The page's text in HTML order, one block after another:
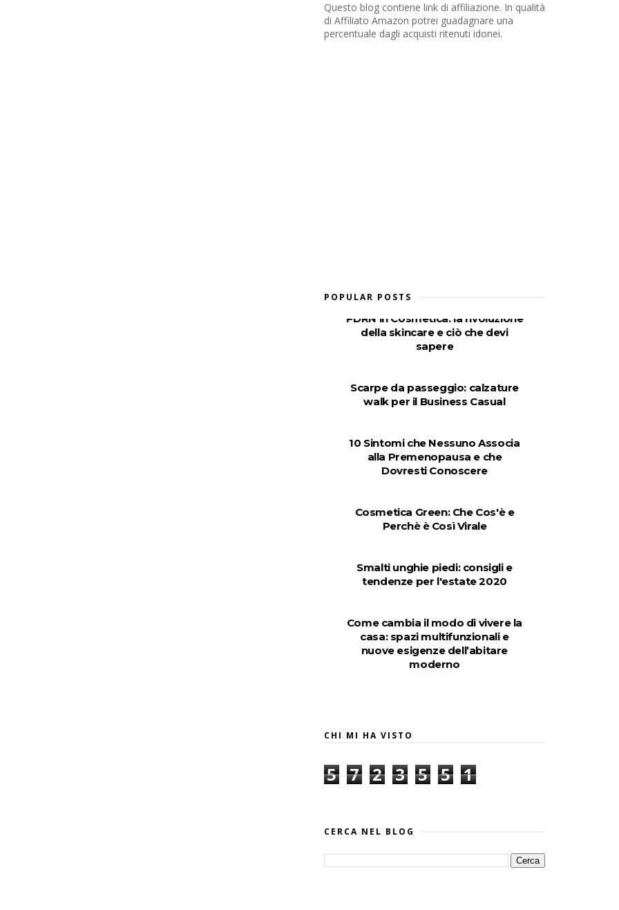
Questo blog contiene link di affiliazione. In qualità
di Affiliato Amazon potrei guadagnare una
percentuale dagli acquisti ritenuti idonei.
POPULAR POSTS
PDRN in Cosmetica: la rivoluzione
della skincare e ciò che devi
sapere
Scarpe da passeggio: calzature
walk per il Business Casual
10 Sintomi che Nessuno Associa
alla Premenopausa e che
Dovresti Conoscere
Cosmetica Green: Che Cos'è e
Perchè è Così Virale
Smalti unghie piedi: consigli e
tendenze per l'estate 2020
Come cambia il modo di vivere la
casa: spazi multifunzionali e
nuove esigenze dell’abitare
moderno
CHI MI HA VISTO
5 7 2 3 5 5 1
CERCA NEL BLOG